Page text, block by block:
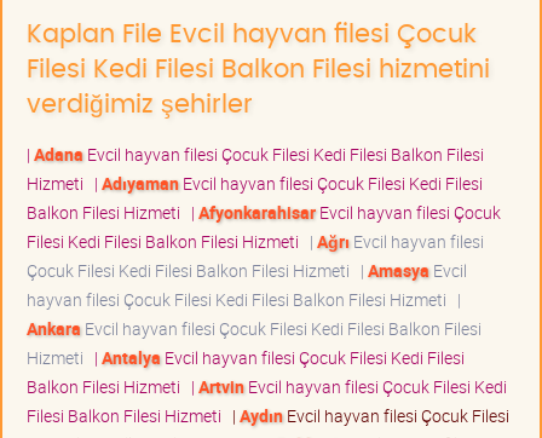
Kaplan File Evcil hayvan filesi Çocuk
Filesi Kedi Filesi Balkon Filesi hizmetini
verdiğimiz şehirler
| Adana Evcil hayvan filesi Çocuk Filesi Kedi Filesi Balkon Filesi
Hizmeti | AdıyamanEvcil hayvan filesi Çocuk Filesi Kedi Filesi
Balkon Filesi Hizmeti | AfyonkarahisarEvcil hayvan filesi Çocuk
Filesi Kedi Filesi Balkon Filesi Hizmeti | Ağrı Evcil hayvan filesi
Çocuk Filesi Kedi Filesi Balkon Filesi Hizmeti | Amasya Evcil
hayvan filesi Çocuk Filesi Kedi Filesi Balkon Filesi Hizmeti |
Ankara Evcil hayvan filesi Çocuk Filesi Kedi Filesi Balkon Filesi
Hizmeti | Antalya Evcil hayvan filesi Çocuk Filesi Kedi Filesi
Balkon Filesi Hizmeti | ArtvinEvcil hayvan filesi Çocuk Filesi Kedi
Filesi Balkon Filesi Hizmeti | AydınEvcil hayvan filesi Çocuk Filesi